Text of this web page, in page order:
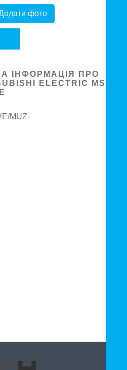
фото
ІНФОРМАЦІЯ ПРО
ELECTRIC MSZ-